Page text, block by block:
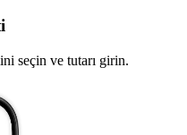
seçin ve tutarı girin.